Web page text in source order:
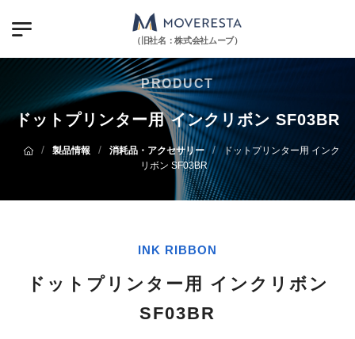
（旧社名：株式会社ムーブ）
PRODUCT
ドットプリンター用 インクリボン SF03BR
/ 製品情報 / 消耗品・アクセサリー /
ドットプリンター用 インク
リボン SF03BR
INK RIBBON
ドットプリンター用 インクリボン
SF03BR